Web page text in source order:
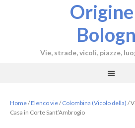
Vie, strade, vicoli, piazze,
Home/Elenco vie/ Colombina (Vicolo della) /
Casa in Corte Sant’Ambrogio